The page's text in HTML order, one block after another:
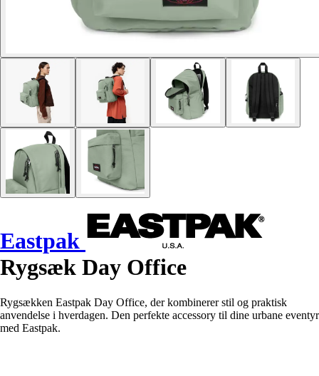
Eastpak
Rygsæk Day Office
Rygsækken Eastpak Day Office, der kombinerer stil og praktisk
anvendelse i hverdagen. Den perfekte accessory til dine urbane eventyr
med Eastpak.